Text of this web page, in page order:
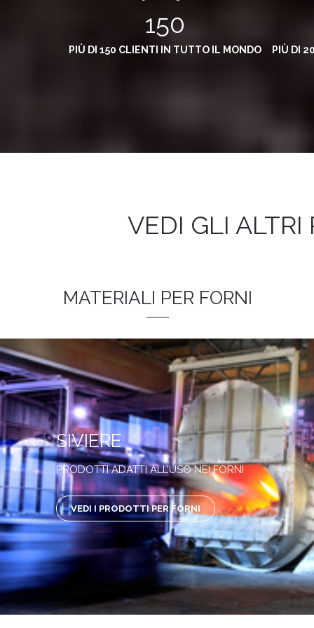
150
PIÙ DI 150 CLIENTI IN TUTTO IL MONDO PIÙ DI
VEDI GLI ALTRI
MATERIALI PER FORNI
SIVIERE
PRODOTTI ADATTI ALL’USO NEI FORNI
VEDI I PRODOTTI PER FORNI